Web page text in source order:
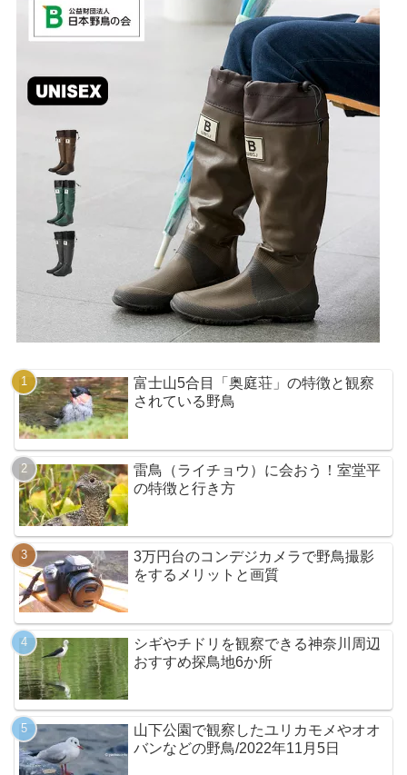
富士山5合目「奥庭荘」の特徴と観察
されている野鳥
雷鳥（ライチョウ）に会おう！室堂平
の特徴と行き方
3万円台のコンデジカメラで野鳥撮影
をするメリットと画質
シギやチドリを観察できる神奈川周辺
おすすめ探鳥地6か所
山下公園で観察したユリカモメやオオ
バンなどの野鳥/2022年11月5日